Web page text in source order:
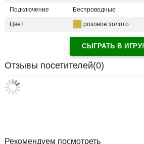
Подключение Беспроводные
Цвет розовое золото
СЫГРАТЬ В ИГРУ!
Отзывы посетителей(0)
Рекомендуем посмотреть